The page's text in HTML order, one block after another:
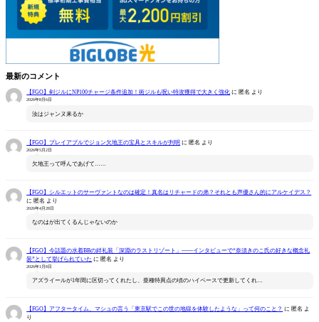
最新のコメント
【FGO】剣ジルにNP100チャージ条件追加！術ジルも呪い特攻獲得で大きく強化 に 匿名 より
2026年8月6日
汝はジャンヌ来るか
【FGO】プレイアブルでジョン欠地王の宝具とスキルが判明 に匿名 より
2026年5月2日
欠地王って呼んであげて……
【FGO】シルエットのサーヴァントなのは確定！真名はリチャードの弟？それとも声優さん的にアルケイデス？
に 匿名 より
2026年4月28日
なのはが出てくるんじゃないのか
【FGO】今話題の水着BBの絆礼装「深淵のラストリゾート」――インタビューで“奈須きのこ氏の好きな概念礼
装”として挙げられていた に 匿名 より
2026年1月8日
アズライールが1年間に区切ってくれたし、亜種特異点の頃のハイペースで更新してくれ…
【FGO】アフタータイム、マシュの言う「東京駅でこの世の地獄を体験したような」って何のこと？ に 匿名 よ
り